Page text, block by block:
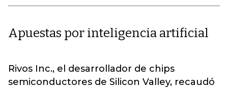
Apuestas por inteligencia artificial
Rivos Inc., el desarrollador de chips
semiconductores de Silicon Valley, recaudó